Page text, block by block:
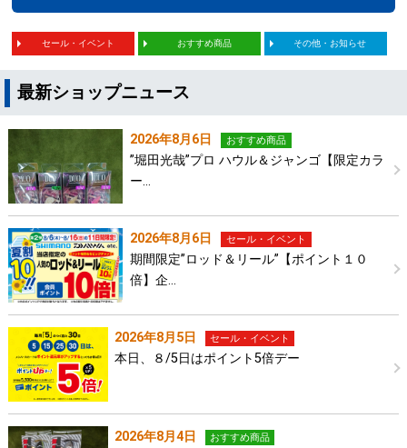
セール・イベント おすすめ商品 その他・お知らせ
最新ショップニュース
2026年8月6日 おすすめ商品
”堀田光哉”プロ ハウル＆ジャンゴ【限定カラ
ー…
2026年8月6日 セール・イベント
期間限定”ロッド＆リール”【ポイント１０
倍】企…
2026年8月5日 セール・イベント
本日、８/5日はポイント5倍デー
2026年8月4日 おすすめ商品